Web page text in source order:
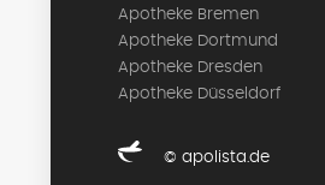
Apotheke Bremen
Apotheke Dortmund
Apotheke Dresden
Apotheke Düsseldorf
© apolista.de